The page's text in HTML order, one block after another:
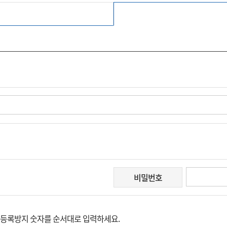
비밀번호
록방지 숫자를 순서대로 입력하세요.